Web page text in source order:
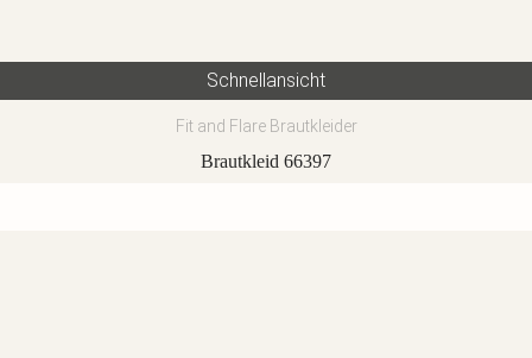
Schnellansicht
Fit and Flare Brautkleider
Brautkleid 66397